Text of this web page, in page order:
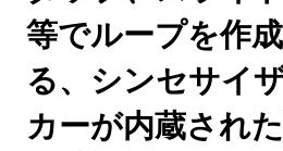
等でループを作
る、シンセサイ
カーが内蔵され